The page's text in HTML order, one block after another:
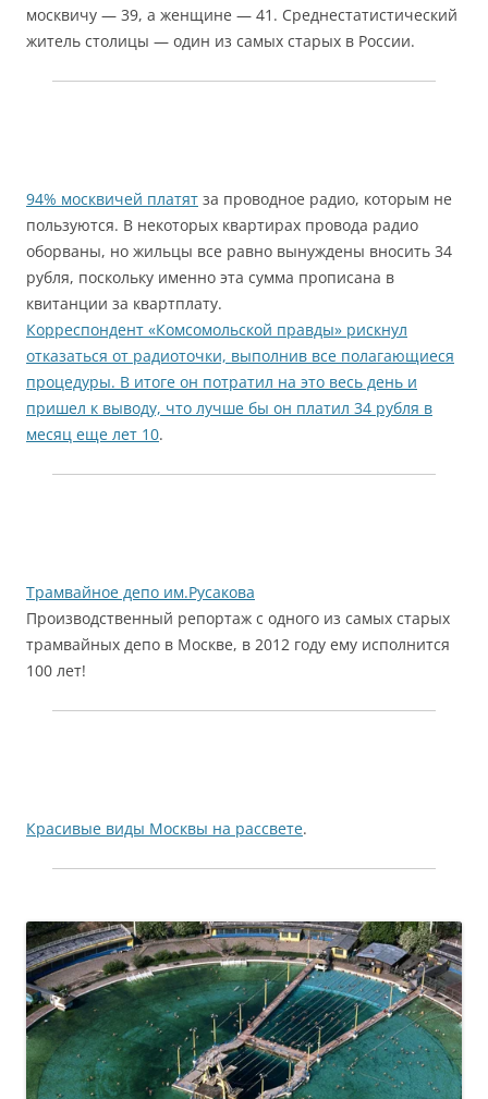
москвичу — 39, а женщине — 41. Среднестатистический
житель столицы — один из самых старых в России.
94% москвичей платят за проводное радио, которым не
пользуются. В некоторых квартирах провода радио
оборваны, но жильцы все равно вынуждены вносить 34
рубля, поскольку именно эта сумма прописана в
квитанции за квартплату.
Корреспондент «Комсомольской правды» рискнул
отказаться от радиоточки, выполнив все полагающиеся
процедуры. В итоге он потратил на это весь день и
пришел к выводу, что лучше бы он платил 34 рубля в
месяц еще лет 10.
Трамвайное депо им.Русакова
Производственный репортаж с одного из самых старых
трамвайных депо в Москве, в 2012 году ему исполнится
100 лет!
Красивые виды Москвы на рассвете.